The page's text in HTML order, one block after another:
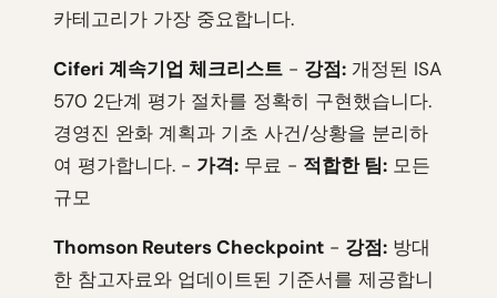
카테고리가 가장 중요합니다.
Ciferi 계속기업 체크리스트 - 강점: 개정된 ISA
570 2단계 평가 절차를 정확히 구현했습니다.
경영진 완화 계획과 기초 사건/상황을 분리하
여 평가합니다. - 가격: 무료 - 적합한 팀: 모든
규모
Thomson Reuters Checkpoint - 강점: 방대
한 참고자료와 업데이트된 기준서를 제공합니